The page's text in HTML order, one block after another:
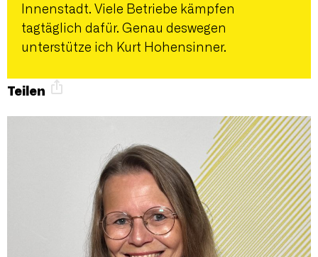
Innenstadt. Viele Betriebe kämpfen
tagtäglich dafür. Genau deswegen
unterstütze ich Kurt Hohensinner.
Teilen